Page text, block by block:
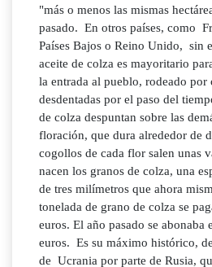
"más o menos las mismas
pasado. En otros países, como
Países Bajos o Reino Unido, sin
aceite de colza es mayoritario
la entrada al pueblo, rodeado por
desdentadas por el paso del
de colza despuntan sobre las
floración, que dura alrededor de
cogollos de cada flor salen unas
nacen los granos de colza, una
de tres milímetros que ahora
tonelada de grano de colza se
euros. El año pasado se abonaba
euros. Es su máximo histórico,
de Ucrania por parte de Rusia,